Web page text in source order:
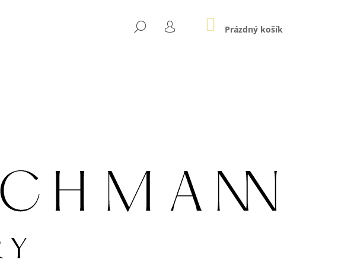
HLEDAT
PŘIHLÁŠENÍ
NÁKUPNÍ
KOŠÍK
Prázdný košík
PRSTEN PEARL 005 AG POZLACENÝ